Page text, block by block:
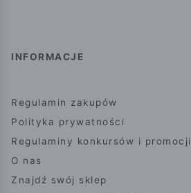
INFORMACJE
Regulamin zakupów
Polityka prywatności
Regulaminy konkursów i promocji
O nas
Znajdź swój sklep